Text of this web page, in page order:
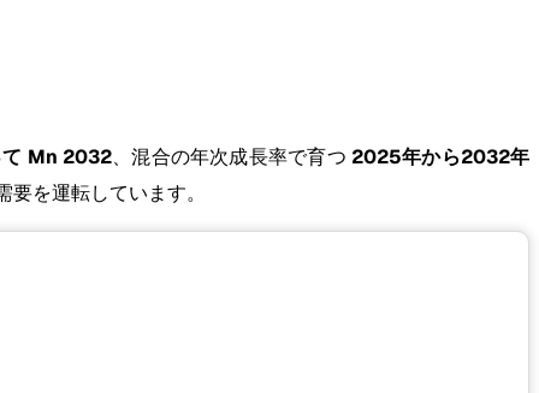
て Mn 2032、混合の年次成長率で育つ 2025年から2032年
を運転しています。